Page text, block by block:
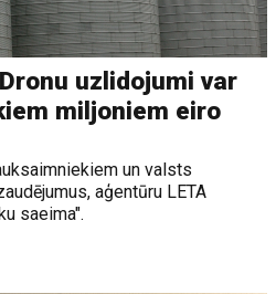
uzlidojumi var
miljoniem eiro
un valsts
aģentūru LETA
saeima".